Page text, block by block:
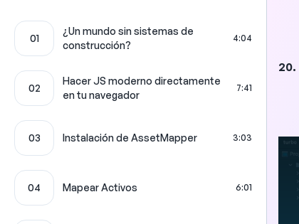
01
¿Un mundo sin sistemas de
construcción?
4:04
02
Hacer JS moderno directamente
en tu navegador
7:41
03 Instalación de AssetMapper 3:03
04 Mapear Activos 6:01
20.